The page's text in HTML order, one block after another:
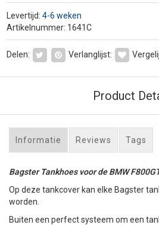
Levertijd: 4-6 weken
Artikelnummer: 1641C
Delen: Verlanglijst:
Product
Informatie Reviews Tags
Bagster Tankhoes voor de BMW
Op deze tankcover kan elke Bagster
worden.
Buiten een perfect systeem om een